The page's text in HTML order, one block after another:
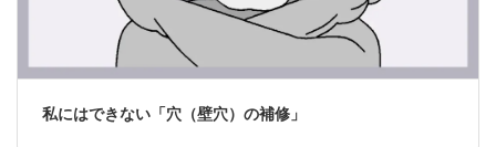
私にはできない「穴（壁穴）の補修」